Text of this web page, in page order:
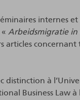
internes
Arbeidsmigratie
articles
distinction à
Business Law